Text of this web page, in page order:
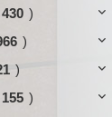
430 )
)
)
155 )